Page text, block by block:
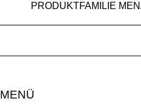
PRODUKTFAMILIE
MENÜ